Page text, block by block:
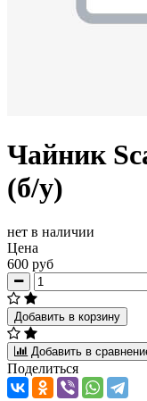
Чайник
(б/у)
нет в наличии
Цена
600 руб
Добавить в корзину
Добавить в
Поделиться